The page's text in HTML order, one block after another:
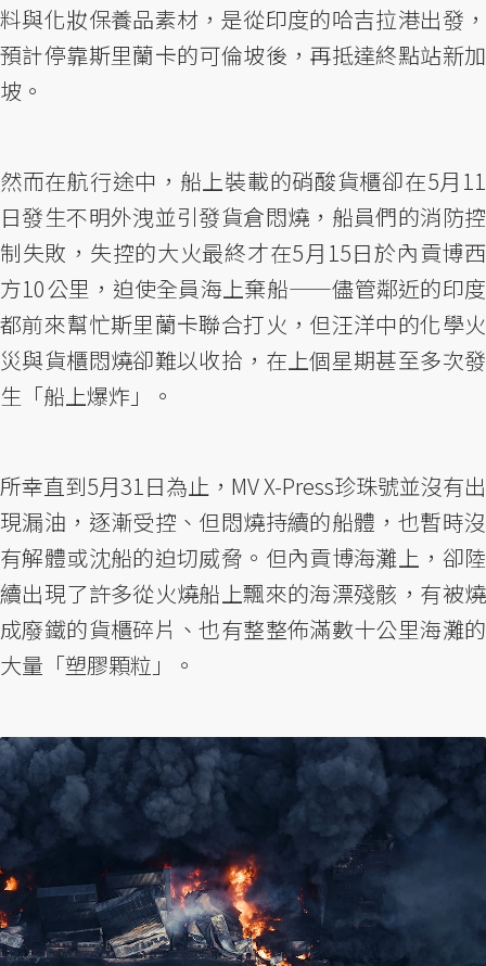
料與化妝保養品素材，是從印度的哈吉拉港出發，
預計停靠斯里蘭卡的可倫坡後，再抵達終點站新加
坡。
然而在航行途中，船上裝載的硝酸貨櫃卻在5月11
日發生不明外洩並引發貨倉悶燒，船員們的消防控
制失敗，失控的大火最終才在5月15日於內貢博西
方10公里，迫使全員海上棄船——儘管鄰近的印度
都前來幫忙斯里蘭卡聯合打火，但汪洋中的化學火
災與貨櫃悶燒卻難以收拾，在上個星期甚至多次發
生「船上爆炸」。
所幸直到5月31日為止，MV X-Press珍珠號並沒有出
現漏油，逐漸受控、但悶燒持續的船體，也暫時沒
有解體或沈船的迫切威脅。但內貢博海灘上，卻陸
續出現了許多從火燒船上飄來的海漂殘骸，有被燒
成廢鐵的貨櫃碎片、也有整整佈滿數十公里海灘的
大量「塑膠顆粒」。